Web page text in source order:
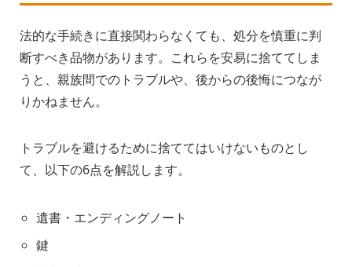
法的な手続きに直接関わらなくても、処分を慎重に判
断すべき品物があります。これらを安易に捨ててしま
うと、親族間でのトラブルや、後からの後悔につなが
りかねません。
トラブルを避けるために捨ててはいけないものとし
て、以下の6点を解説します。
遺書・エンディングノート
鍵